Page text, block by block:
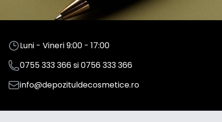
Luni - Vineri 9:00 - 17:00
0755 333 366si0756 333 366
info@depozituldecosmetice.ro